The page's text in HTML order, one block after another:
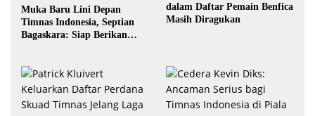
Muka Baru Lini Depan
Timnas Indonesia, Septian
Bagaskara: Siap Berikan
dalam Daftar Pemain Benfica
Masih Diragukan